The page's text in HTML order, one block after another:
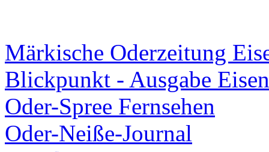
Märkische Oderzeitung
Blickpunkt - Ausgabe
Oder-Spree Fernsehen
Oder-Neiße-Journal